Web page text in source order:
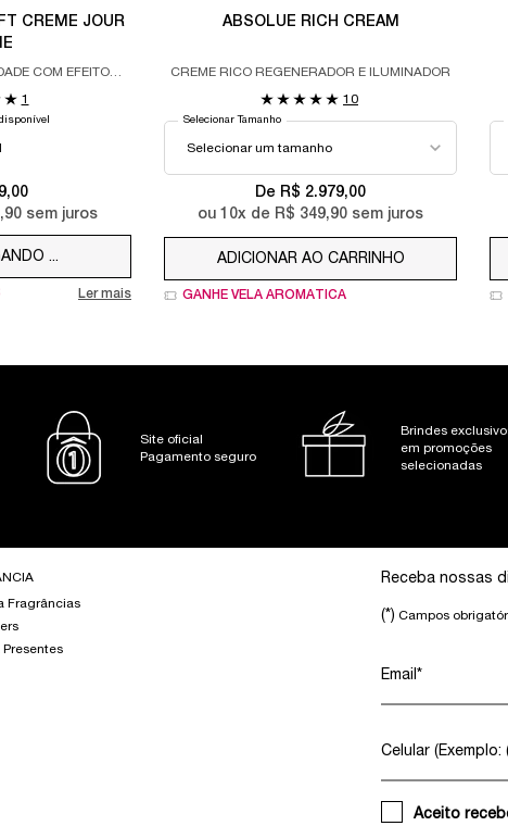
CREME JOUR
COM EFEITO
1
sem juros
...
Ler mais
ABSOLUE RICH CREAM
CREME RICO REGENERADOR E ILUMINADOR
10
Selecionar Tamanho
De R$ 2.979,00
ou 10x de R$ 349,90 sem juros
ADICIONAR AO CARRINHO ABSOLUE
GANHE VELA AROMÁTICA
Site oficial
Pagamento seguro
Brindes
em promoções
selecionadas
Fragrâncias
Presentes
Receba nossas
(*) Campos
Email *
Celular (Exemplo:
Aceito